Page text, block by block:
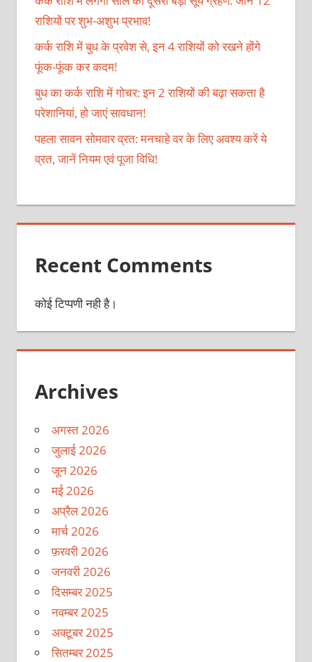
राशियों पर शुभ-अशुभ प्रभाव!
कर्क राशि में बुध के प्रवेश से, इन 4 राशियों को रखने होंगे
फूंक-फूंक कर कदम!
बुध का कर्क राशि में गोचर: इन 2 राशियों की बढ़ा सकता है
परेशानियां, हो जाएं सावधान!
पहला सावन सोमवार व्रत: मनचाहे वर के लिए अवश्य करें ये
व्रत, जानें नियम एवं पूजा विधि!
Recent Comments
कोई टिप्पणी नही है।
Archives
अगस्त 2026
जुलाई 2026
जून 2026
मई 2026
अप्रैल 2026
मार्च 2026
फ़रवरी 2026
जनवरी 2026
दिसम्बर 2025
नवम्बर 2025
अक्टूबर 2025
सितम्बर 2025